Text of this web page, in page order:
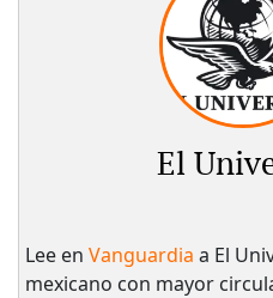
El
Lee en Vanguardia a El
mexicano con mayor